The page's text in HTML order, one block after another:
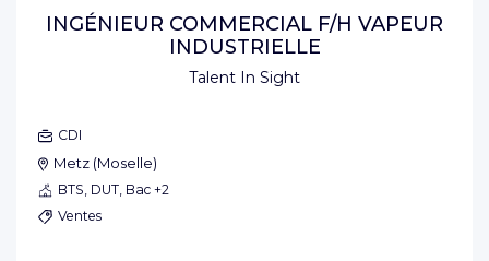
Talent In Sight
INGÉNIEUR COMMERCIAL F/H VAPEUR
INDUSTRIELLE
CDI
Metz (Moselle)
BTS, DUT, Bac +2
Ventes